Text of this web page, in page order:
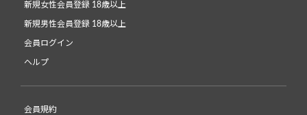
新規女性会員登録 18歳以上
新規男性会員登録 18歳以上
会員ログイン
ヘルプ
会員規約